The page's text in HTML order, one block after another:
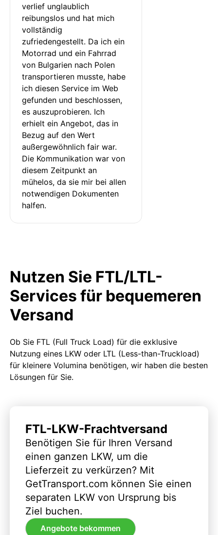
verlief unglaublich
reibungslos und hat mich
vollständig
zufriedengestellt. Da ich ein
Motorrad und ein Fahrrad
von Bulgarien nach Polen
transportieren musste, habe
ich diesen Service im Web
gefunden und beschlossen,
es auszuprobieren. Ich
erhielt ein Angebot, das in
Bezug auf den Wert
außergewöhnlich fair war.
Die Kommunikation war von
diesem Zeitpunkt an
mühelos, da sie mir bei allen
notwendigen Dokumenten
halfen.
Nutzen Sie FTL/LTL-
Services für bequemeren
Versand
Ob Sie FTL (Full Truck Load) für die exklusive
Nutzung eines LKW oder LTL (Less-than-Truckload)
für kleinere Volumina benötigen, wir haben die besten
Lösungen für Sie.
FTL-LKW-Frachtversand
Benötigen Sie für Ihren Versand
einen ganzen LKW, um die
Lieferzeit zu verkürzen? Mit
GetTransport.com können Sie einen
separaten LKW von Ursprung bis
Ziel buchen.
Angebote bekommen